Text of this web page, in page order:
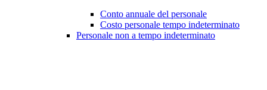
Conto annuale del personale
Costo personale tempo indeterminato
Personale non a tempo indeterminato